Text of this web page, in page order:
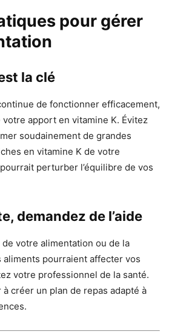
pour gérer
la clé
de fonctionner efficacement,
apport en vitamine K. Évitez
soudainement de grandes
en vitamine K de votre
perturber l’équilibre de vos
demandez de l’aide
de votre alimentation ou de la
pourraient affecter vos
votre professionnel de la santé.
créer un plan de repas adapté à